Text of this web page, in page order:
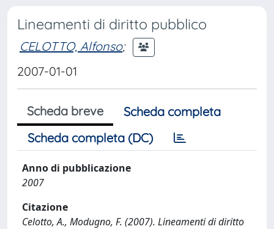
Lineamenti di diritto pubblico
CELOTTO, Alfonso;
2007-01-01
Scheda breve
Scheda completa
Scheda completa (DC)
Anno di pubblicazione
2007
Citazione
Celotto, A., Modugno, F. (2007). Lineamenti di diritto